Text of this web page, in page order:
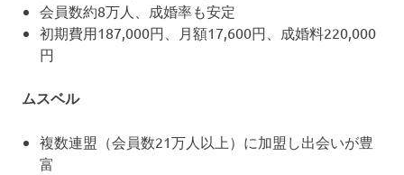
会員数約8万人、成婚率も安定
初期費用187,000円、月額17,600円、成婚料220,000
円
ムスベル
複数連盟（会員数21万人以上）に加盟し出会いが豊
富